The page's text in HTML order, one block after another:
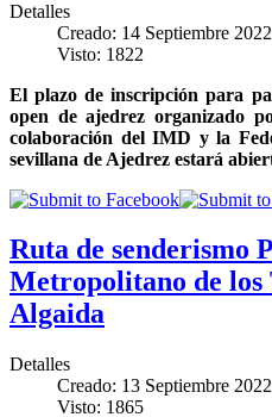
Detalles
Creado: 14 Septiembre 2022
Visto: 1822
El plazo de inscripción para
open de ajedrez organizado
colaboración del IMD y la
sevillana de Ajedrez estará
Ruta de senderismo
Metropolitano de los
Algaida
Detalles
Creado: 13 Septiembre 2022
Visto: 1865